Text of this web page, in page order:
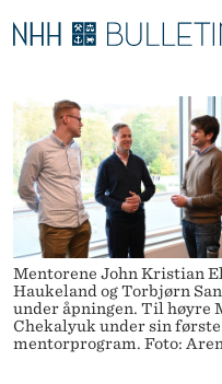
N
H
H
S
P
O
P
U
L
O
V
E
D
E
N
Y
K
N
E
T
T
T
E
T
Stipendiater og nye
Disputaser
Ekspertutvalg
Om Bulletin
Mentorene John Kristian
Haukeland og Torbjørn
under åpningen. Til høyre
Chekalyuk under sin
mentorprogram. Foto: